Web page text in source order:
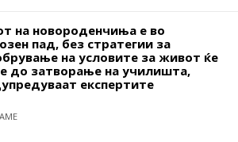
на новороденчиња е во
пад, без стратегии за
на условите за живот ќе
до затворање на училишта,
експертите